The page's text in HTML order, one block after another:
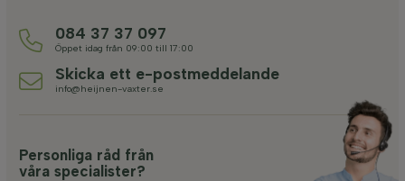
084 37 37 097
Öppet idag från 09:00 till 17:00
Skicka ett e-postmeddelande
info@heijnen-vaxter.se
Personliga råd från
våra specialister?